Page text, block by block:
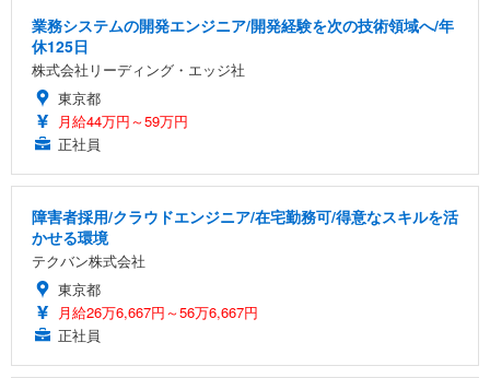
業務システムの開発エンジニア/開発経験を次の技術領域へ/年
休125日
株式会社リーディング・エッジ社
東京都
月給44万円～59万円
正社員
障害者採用/クラウドエンジニア/在宅勤務可/得意なスキルを活
かせる環境
テクバン株式会社
東京都
月給26万6,667円～56万6,667円
正社員